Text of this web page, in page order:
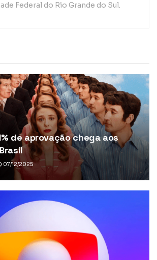
Federal do Rio Grande do Sul.
de aprovação chega aos
07/12/2025